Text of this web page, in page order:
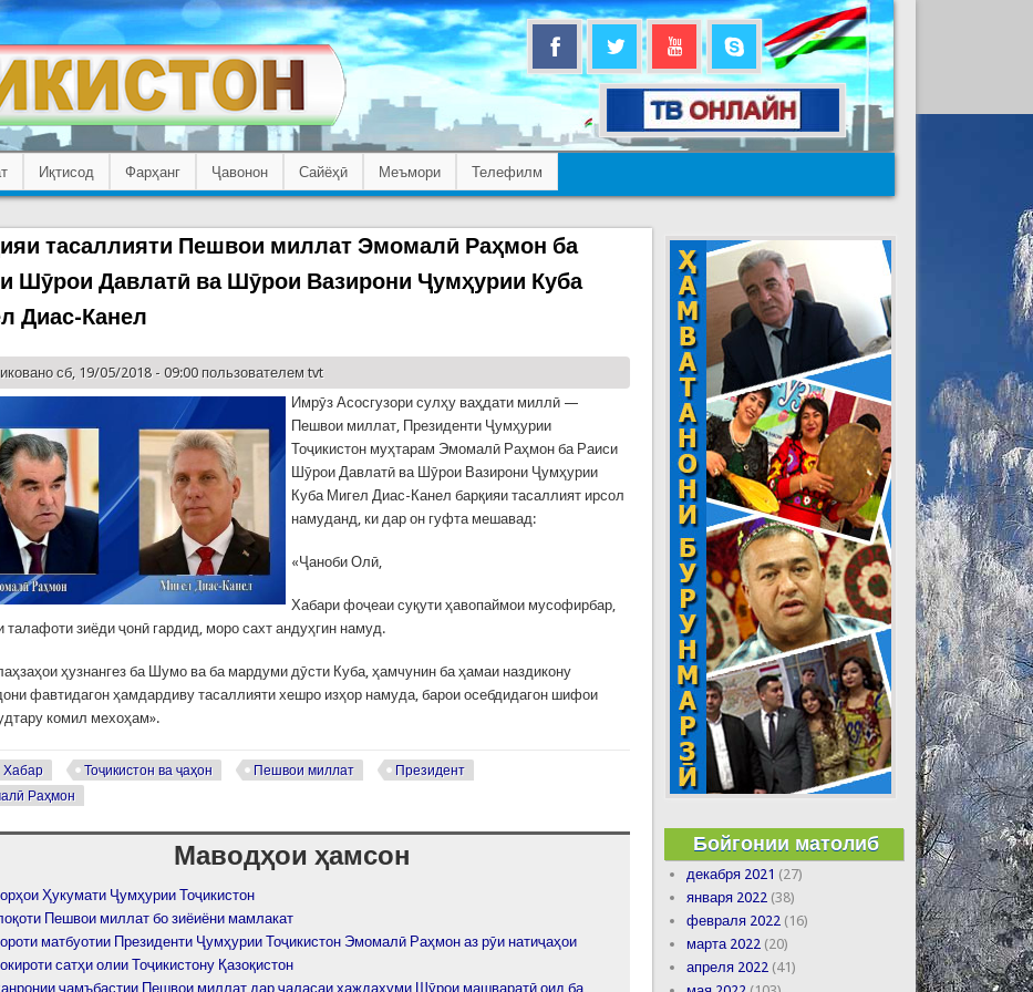
Иқтисод Фарҳанг Ҷавонон Сайёҳӣ Меъмори Телефилм
тасаллияти Пешвои миллат Эмомалӣ Раҳмон ба
Шӯрои Давлатӣ ва Шӯрои Вазирони Ҷумҳурии Куба
Диас-Канел
сб, 19/05/2018 - 09:00 пользователемtvt
Имрӯз Асосгузори сулҳу ваҳдати миллӣ —
Пешвои миллат, Президенти Ҷумҳурии
Тоҷикистон муҳтарам Эмомалӣ Раҳмон ба Раиси
Шӯрои Давлатӣ ва Шӯрои Вазирони Ҷумҳурии
Куба Мигел Диас-Канел барқияи тасаллият ирсол
намуданд, ки дар он гуфта мешавад:
«Ҷаноби Олӣ,
Хабари фоҷеаи суқути ҳавопаймои мусофирбар,
талафоти зиёди ҷонӣ гардид, моро сахт андуҳгин намуд.
ҳузнангез ба Шумо ва ба мардуми дӯсти Куба, ҳамчунин ба ҳамаи наздикону
фавтидагон ҳамдардиву тасаллияти хешро изҳор намуда, барои осебдидагон шифои
комил мехоҳам».
Хабар Тоҷикистон ва ҷаҳон Пешвои миллат
Президент
Раҳмон
Маводҳои ҳамсон
Ҳукумати Ҷумҳурии Тоҷикистон
Пешвои миллат бо зиёиёни мамлакат
матбуотии Президенти Ҷумҳурии Тоҷикистон Эмомалӣ Раҳмон аз рӯи натиҷаҳои
сатҳи олии Тоҷикистону Қазоқистон
ҷамъбастии Пешвои миллат дар ҷаласаи ҳаждаҳуми Шӯрои машваратӣ оид ба
Бойгонии матолиб
декабря 2021 (27)
января 2022 (38)
февраля 2022 (16)
марта 2022 (20)
апреля 2022 (41)